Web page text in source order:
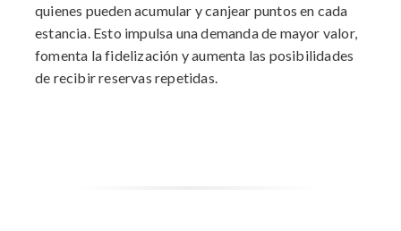
quienes pueden acumular y canjear puntos en cada
estancia. Esto impulsa una demanda de mayor valor,
fomenta la fidelización y aumenta las posibilidades
de recibir reservas repetidas.